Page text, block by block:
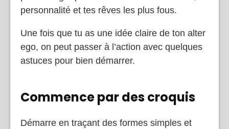
personnalité et tes rêves les plus fous.
Une fois que tu as une idée claire de ton alter
ego, on peut passer à l’action avec quelques
astuces pour bien démarrer.
Commence par des croquis
Démarre en traçant des formes simples et